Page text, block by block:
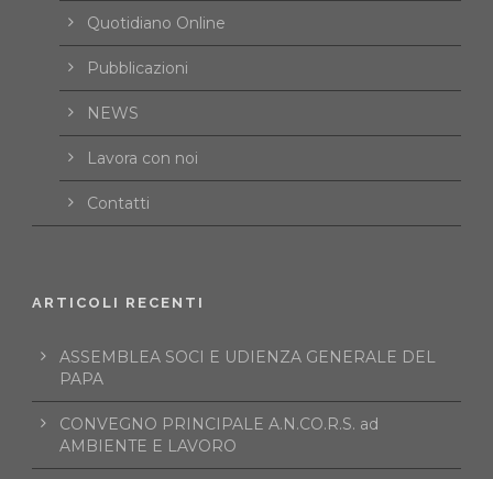
Quotidiano Online
Pubblicazioni
NEWS
Lavora con noi
Contatti
ARTICOLI RECENTI
ASSEMBLEA SOCI E UDIENZA GENERALE DEL
PAPA
CONVEGNO PRINCIPALE A.N.CO.R.S. ad
AMBIENTE E LAVORO